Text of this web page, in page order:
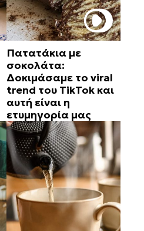
Πατατάκια με
σοκολάτα:
Δοκιμάσαμε το viral
trend του TikTok και
αυτή είναι η
ετυμηγορία μας